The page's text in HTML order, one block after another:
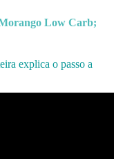
Low Carb;
explica o passo a